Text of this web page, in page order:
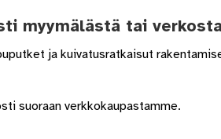
myymälästä tai
ja kuivatusratkaisut
suoraan verkkokaupastamme.